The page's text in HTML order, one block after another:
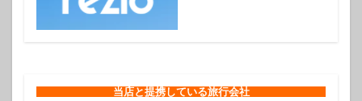
当店と提携している旅行会社